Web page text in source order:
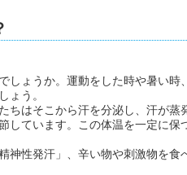
しょうか。運動をした時や暑い時
ょう。
ちはそこから汗を分泌し、汗が蒸
しています。この体温を一定に保
神性発汗」、辛い物や刺激物を食